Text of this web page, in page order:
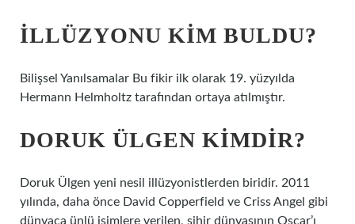
İLLÜZYONU KIM BULDU?
Bilişsel Yanılsamalar Bu fikir ilk olarak 19. yüzyılda
Hermann Helmholtz tarafından ortaya atılmıştır.
DORUK ÜLGEN KIMDIR?
Doruk Ülgen yeni nesil illüzyonistlerden biridir. 2011
yılında, daha önce David Copperfield ve Criss Angel gibi
dünyaca ünlü isimlere verilen, sihir dünyasının Oscar’ı